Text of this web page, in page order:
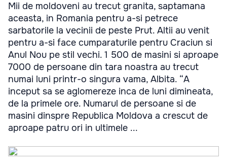
Mii de moldoveni au trecut granita, saptamana
aceasta, in Romania pentru a-si petrece
sarbatorile la vecinii de peste Prut. Altii au venit
pentru a-si face cumparaturile pentru Craciun si
Anul Nou pe stil vechi. 1 500 de masini si aproape
7000 de persoane din tara noastra au trecut
numai luni printr-o singura vama, Albita. “A
inceput sa se aglomereze inca de luni dimineata,
de la primele ore. Numarul de persoane si de
masini dinspre Republica Moldova a crescut de
aproape patru ori in ultimele ...